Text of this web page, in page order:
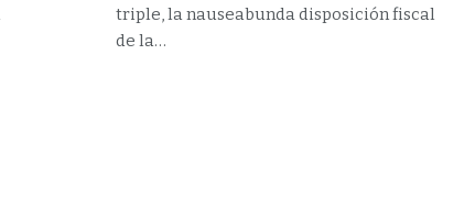
triple, la nauseabunda disposición fiscal
de la…